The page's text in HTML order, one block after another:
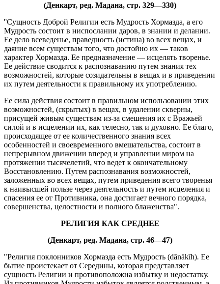
(Денкарт, ред. Мадана, стр. 329—330)
''Сущность Доброй Религии есть Мудрость Хормазда, а его
Мудрость состоит в ниспослании даров, в знании и делании.
Ее дело всеведенье, праведность (истина) во всех вещах, и
даяние всем существам того, что достойно их — таков
характер Хормазда. Ее предназначение — исцелять творенье.
Ее действие сводится к распознаванию путем знания тех
возможностей, которые созидательны в вещах и в приведении
их путем деятельности к правильному их употреблению.
Ее сила действия состоит в правильном использовании этих
возможностей, (скрытых) в вещах, в удалении скверны,
присущей живым существам из-за смешения их с Вражьей
силой и в исцелении их, как телесно, так и духовно. Ее благо,
происходящее от ее количественного знания всех
особенностей и своевременного вмешательства, состоит в
непрерывном движении вперед и управлении миром на
протяжении тысячелетий, что ведет к окончательному
Восстановлению. Путем распознавания возможностей,
заложенных во всех вещах, путем приведения всего творенья
к наивысшей пользе через деятельность и путем исцеления и
спасения ее от Противника, она достигает вечного порядка,
совершенства, целостности и полного блаженства".
РЕЛИГИЯ КАК СРЕДНЕЕ
(Денкарт, ред. Мадана, стр. 46—47)
"Религия поклонников Хормазда есть Мудрость (dānākīh). Ее
бытие проистекает от Середины, которая представляет
сущность Религии и противоположна избытку и недостатку.